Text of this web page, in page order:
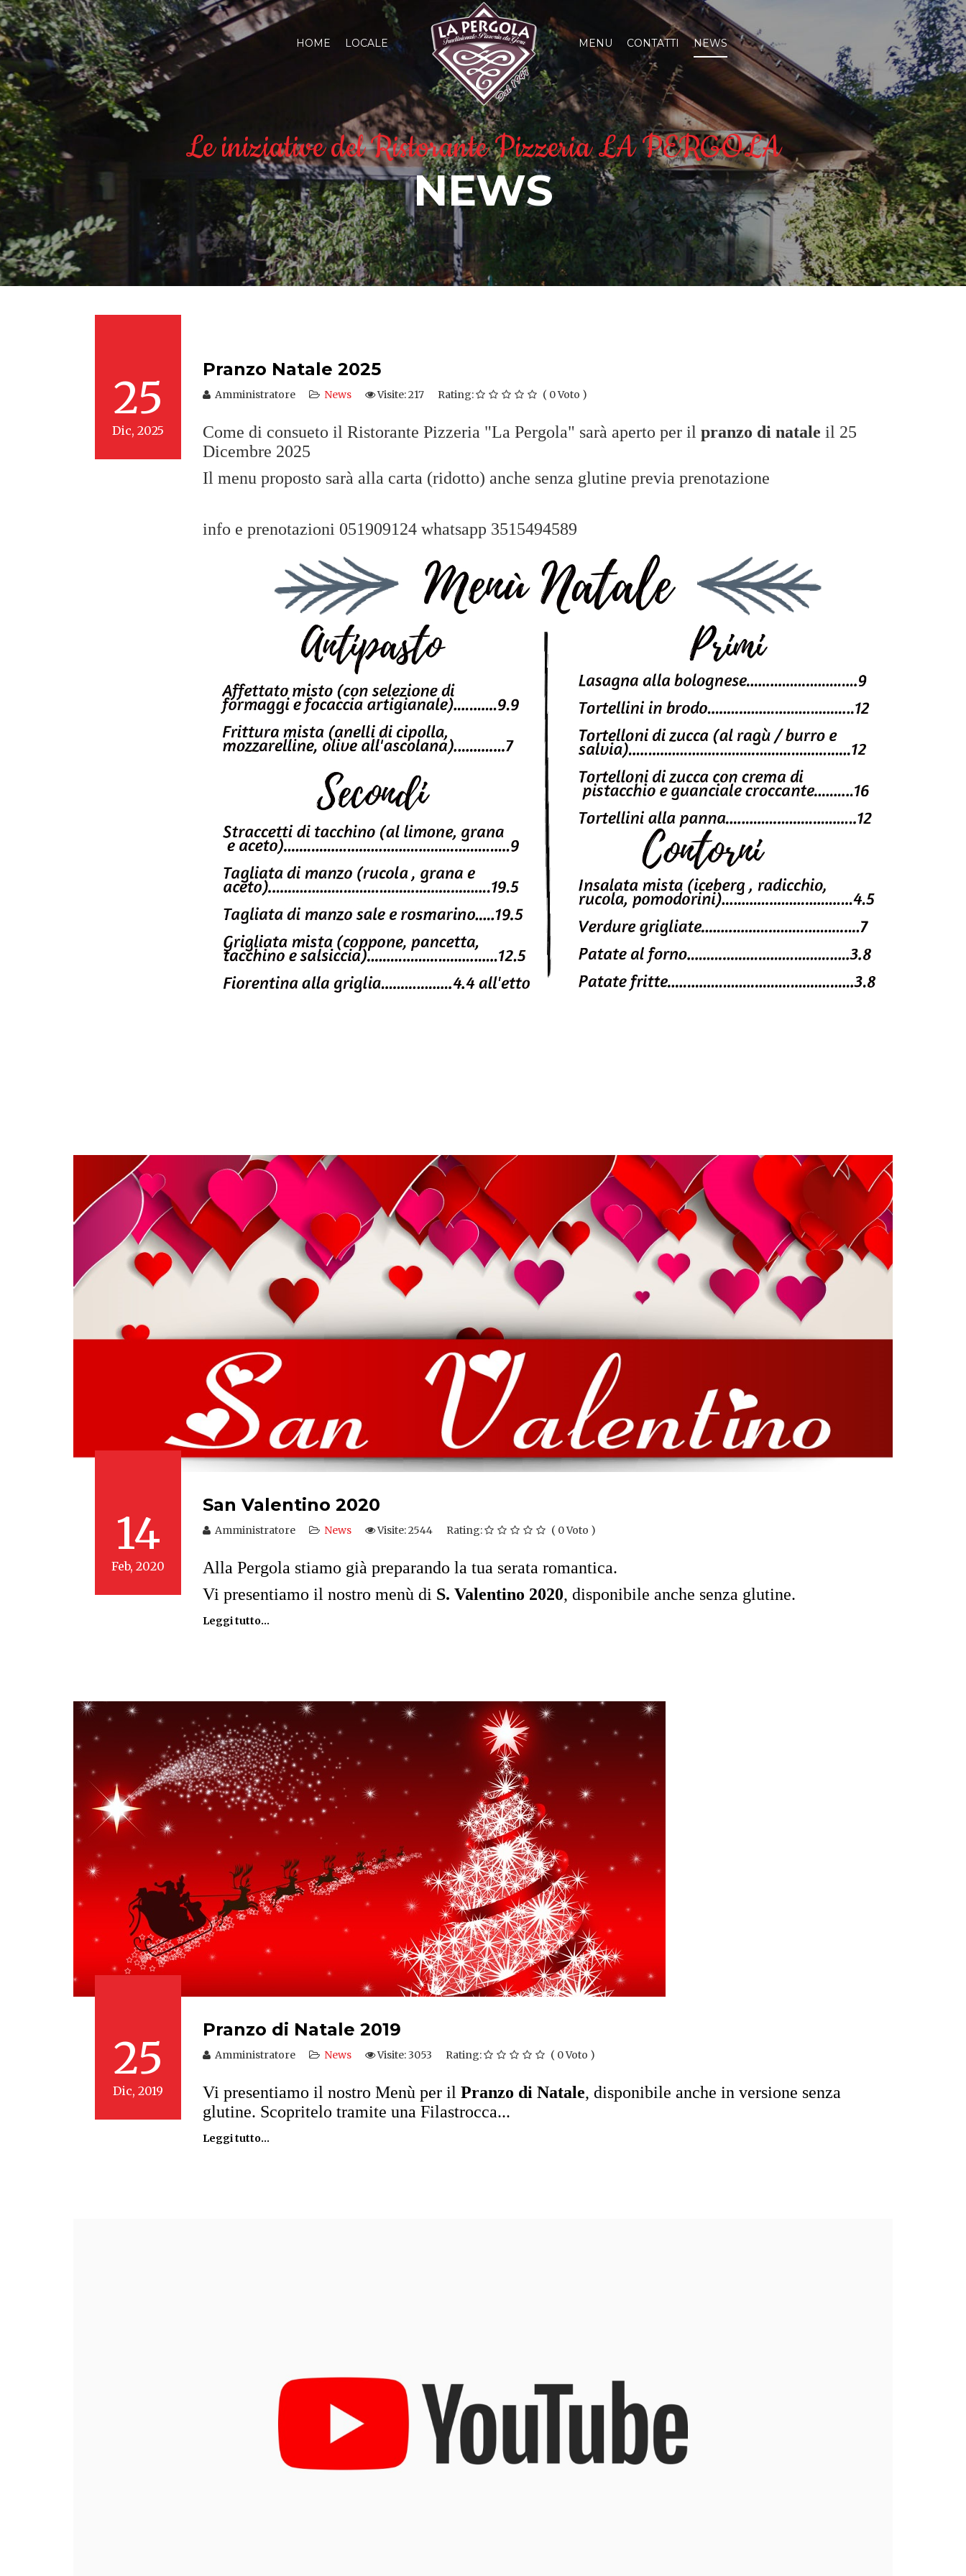
HOME LOCALE MENU CONTATTI NEWS
Le iniziative del Ristorante Pizzeria LA PERGOLA
NEWS
25
Dic, 2025
Pranzo Natale 2025
Amministratore News Visite: 217 Rating: ( 0 Voto )
Come di consueto il Ristorante Pizzeria "La Pergola" sarà aperto per il pranzo di natale il 25
Dicembre 2025
Il menu proposto sarà alla carta (ridotto) anche senza glutine previa prenotazione
info e prenotazioni 051909124 whatsapp 3515494589
14
Feb, 2020
San Valentino 2020
Amministratore News Visite: 2544 Rating: ( 0 Voto )
Alla Pergola stiamo già preparando la tua serata romantica.
Vi presentiamo il nostro menù di S. Valentino 2020, disponibile anche senza glutine.
Leggi tutto...
25
Dic, 2019
Pranzo di Natale 2019
Amministratore News Visite: 3053 Rating: ( 0 Voto )
Vi presentiamo il nostro Menù per il Pranzo di Natale, disponibile anche in versione senza
glutine. Scopritelo tramite una Filastrocca...
Leggi tutto...